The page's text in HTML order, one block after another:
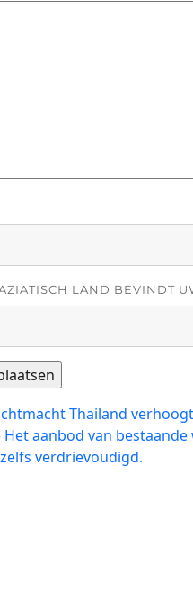
LAND BEVINDT
Thailand
Volgend
bericht:
Het aanbod van
verdrievoudigd.